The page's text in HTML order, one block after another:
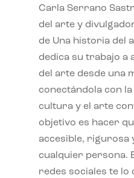
Carla Serrano
del arte y
de Una historia del
dedica su trabajo a
del arte desde una
conectándola con
cultura y el arte
objetivo es hacer
accesible, rigurosa
cualquier persona.
redes sociales te lo